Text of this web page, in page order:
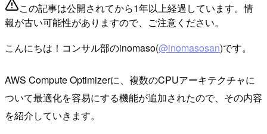
この記事は公開されてから1年以上経過しています。情
報が古い可能性がありますので、ご注意ください。
こんにちは！コンサル部のinomaso(@inomasosan)です。
AWS Compute Optimizerに、複数のCPUアーキテクチャに
ついて最適化を容易にする機能が追加されたので、その内容
を紹介していきます。